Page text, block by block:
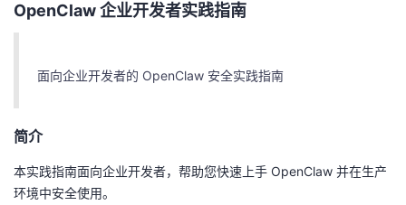
者
我
OpenClaw 企业开发者实践指南
面向企业开发者的 OpenClaw 安全实践指南
简介
本实践指南面向企业开发者，帮助您快速上手 OpenClaw 并在生产
环境中安全使用。